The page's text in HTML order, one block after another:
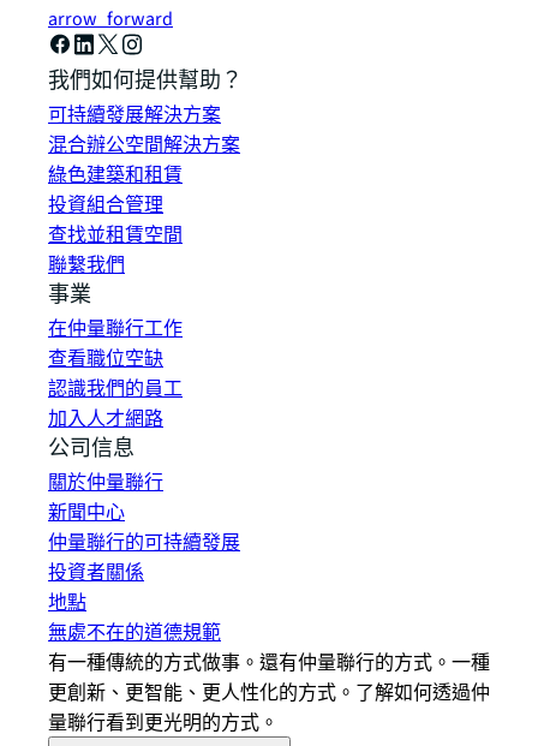
arrow_forward
我們如何提供幫助？
可持續發展解決方案
混合辦公空間解決方案
綠色建築和租賃
投資組合管理
查找並租賃空間
聯繫我們
事業
在仲量聯行工作
查看職位空缺
認識我們的員工
加入人才網路
公司信息
關於仲量聯行
新聞中心
仲量聯行的可持續發展
投資者關係
地點
無處不在的道德規範
有一種傳統的方式做事。還有仲量聯行的方式。一種
更創新、更智能、更人性化的方式。了解如何透過仲
量聯行看到更光明的方式。